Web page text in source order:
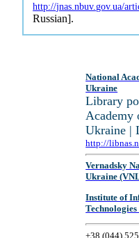
http://jnas.nbuv.gov.ua/
Russian].
National
Ukraine
Library
Academy
Ukraine |
http://
Vernadsky
Ukraine
Institute of
+38 (044)